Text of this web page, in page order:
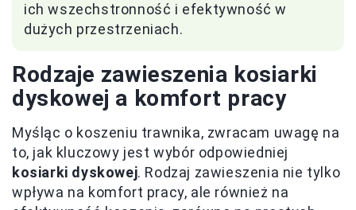
ich wszechstronność i efektywność w
dużych przestrzeniach.
Rodzaje zawieszenia kosiarki
dyskowej a komfort pracy
Myśląc o koszeniu trawnika, zwracam uwagę na
to, jak kluczowy jest wybór odpowiedniej
kosiarki dyskowej. Rodzaj zawieszenia nie tylko
wpływa na komfort pracy, ale również na